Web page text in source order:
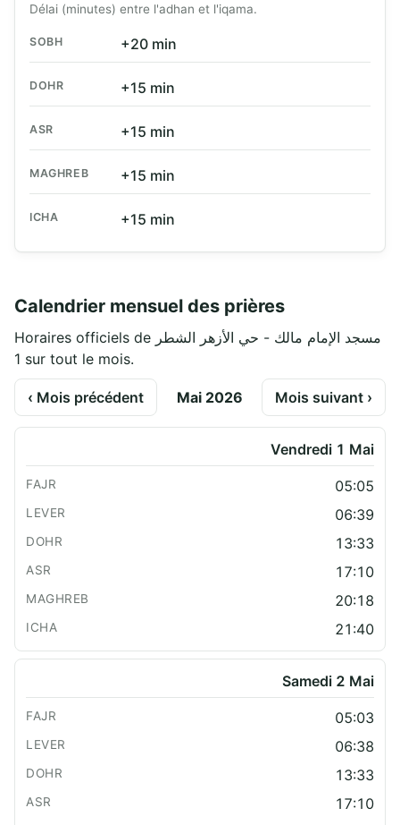
Délai (minutes) entre l'adhan et l'iqama.
SOBH +20 min
DOHR +15 min
ASR +15 min
MAGHREB +15 min
ICHA +15 min
Calendrier mensuel des prières
Horaires officiels de مسجد الإمام مالك - حي الأزهر الشطر
1 sur tout le mois.
‹ Mois précédent Mai 2026 Mois suivant ›
Vendredi 1 Mai
05:05
06:39
13:33
17:10
20:18
21:40
Samedi 2 Mai
05:03
06:38
13:33
17:10